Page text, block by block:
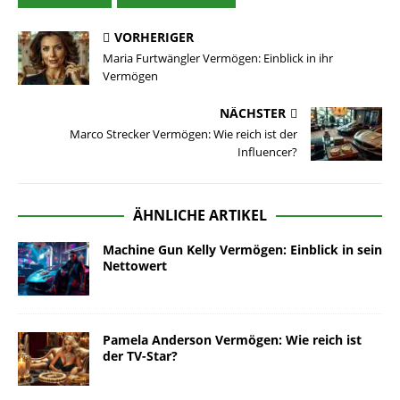
VORHERIGER
Maria Furtwängler Vermögen: Einblick in ihr
Vermögen
NÄCHSTER
Marco Strecker Vermögen: Wie reich ist der
Influencer?
ÄHNLICHE ARTIKEL
Machine Gun Kelly Vermögen: Einblick in sein
Nettowert
Pamela Anderson Vermögen: Wie reich ist
der TV-Star?